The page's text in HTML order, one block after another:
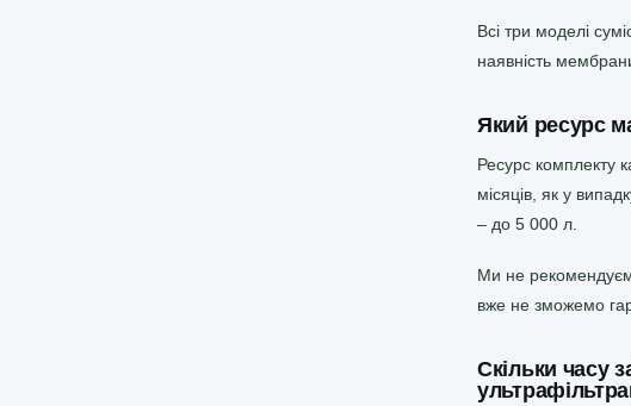
Всі три моделі
наявність
Який ресурс
Ресурс комплекту
місяців, як у
– до 5 000 л.
Ми не
вже не зможемо
Скільки часу